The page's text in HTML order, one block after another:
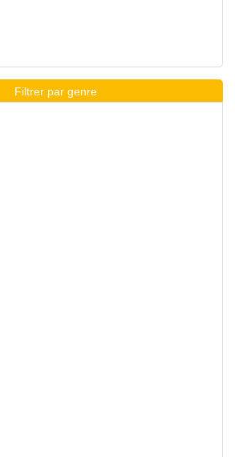
Filtrer par genre